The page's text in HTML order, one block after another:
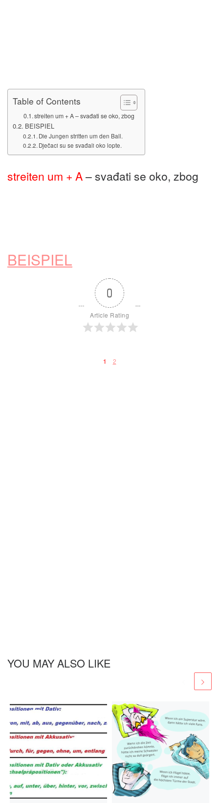
Table of Contents
streiten um + A – svađati se oko, zbog
BEISPIEL
Die Jungen stritten um den Ball.
Dječaci su se svađali oko lopte.
streiten um + A– svađati se oko, zbog
BEISPIEL
0
Article Rating
1 2
YOU MAY ALSO LIKE